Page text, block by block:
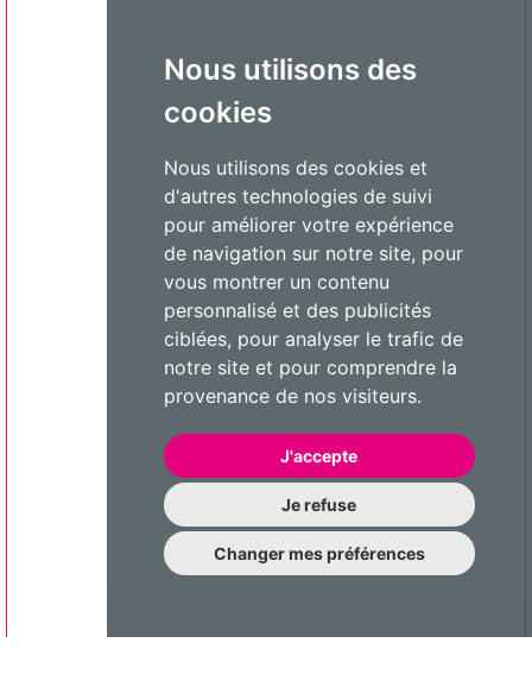
Nous utilisons des
cookies
Nous utilisons des cookies et
d'autres technologies de suivi
pour améliorer votre expérience
de navigation sur notre site, pour
vous montrer un contenu
personnalisé et des publicités
ciblées, pour analyser le trafic de
notre site et pour comprendre la
provenance de nos visiteurs.
J'accepte
Je refuse
Changer mes préférences